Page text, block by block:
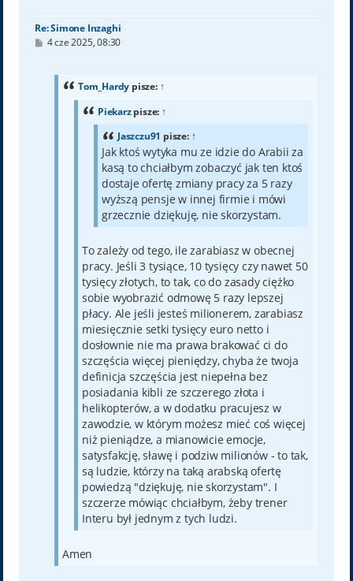
Re: Simone Inzaghi
P4 cze 2025, 08:30
Tom_Hardy pisze: ↑
Piekarzpisze: ↑
Jaszczu91 pisze: ↑
Jak ktoś wytyka mu ze idzie do Arabii za
kasą to chciałbym zobaczyć jak ten ktoś
dostaje ofertę zmiany pracy za 5 razy
wyższą pensje w innej firmie i mówi
grzecznie dziękuję, nie skorzystam.
To zależy od tego, ile zarabiasz w obecnej
pracy. Jeśli 3 tysiące, 10 tysięcy czy nawet 50
tysięcy złotych, to tak, co do zasady ciężko
sobie wyobrazić odmowę 5 razy lepszej
płacy. Ale jeśli jesteś milionerem, zarabiasz
miesięcznie setki tysięcy euro netto i
dosłownie nie ma prawa brakować ci do
szczęścia więcej pieniędzy, chyba że twoja
definicja szczęścia jest niepełna bez
posiadania kibli ze szczerego złota i
helikopterów, a w dodatku pracujesz w
zawodzie, w którym możesz mieć coś więcej
niż pieniądze, a mianowicie emocje,
satysfakcję, sławę i podziw milionów - to tak,
są ludzie, którzy na taką arabską ofertę
powiedzą "dziękuję, nie skorzystam". I
szczerze mówiąc chciałbym, żeby trener
Interu był jednym z tych ludzi.
Amen